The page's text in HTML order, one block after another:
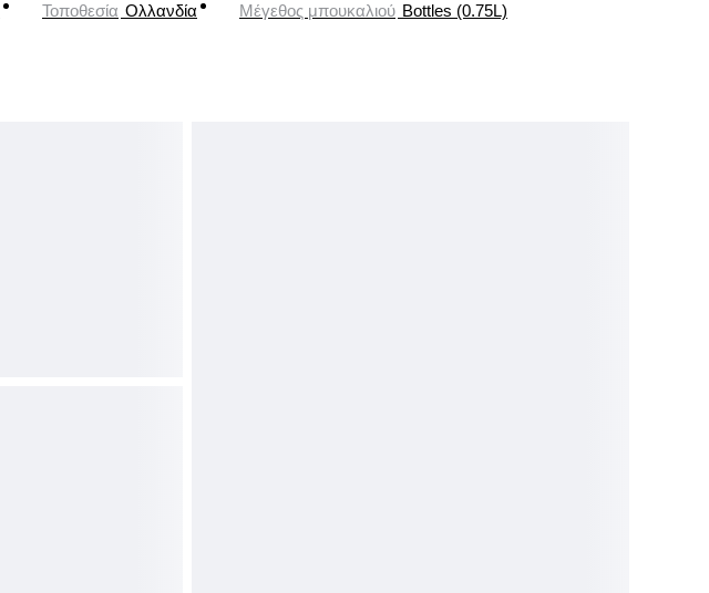
Τοποθεσία Ολλανδία Μέγεθος μπουκαλιού Bottles (0.75L)